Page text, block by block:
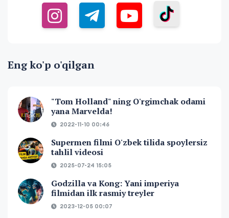
Eng ko'p o'qilgan
"Tom Holland" ning O'rgimchak odami
yana Marvelda!
2022-11-10 00:46
Supermen filmi O'zbek tilida spoylersiz
tahlil videosi
2025-07-24 15:05
Godzilla va Kong: Yani imperiya
filmidan ilk rasmiy treyler
2023-12-05 00:07